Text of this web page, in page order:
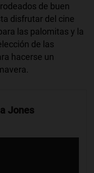
de buen
disfrutar del cine
las palomitas y la
de las
hacerse un
Jones